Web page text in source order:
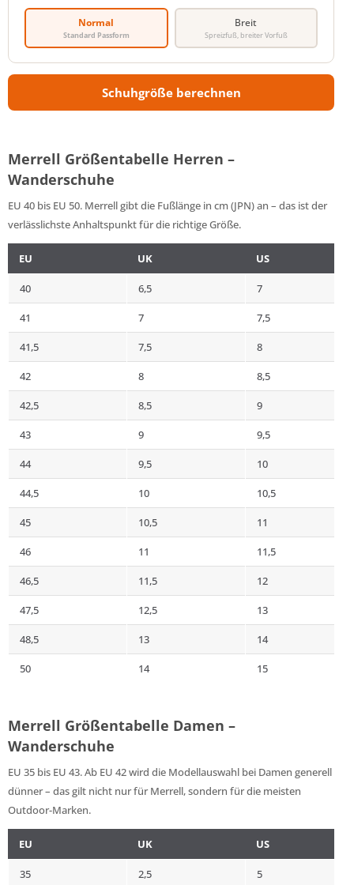
Normal
Standard Passform
Breit
Spreizfuß, breiter Vorfuß
Schuhgröße berechnen
Merrell Größentabelle Herren –
Wanderschuhe
EU 40 bis EU 50. Merrell gibt die Fußlänge in cm (JPN) an – das ist der
verlässlichste Anhaltspunkt für die richtige Größe.
EU UK US
40 6,5 7
41 7 7,5
41,5 7,5 8
42 8 8,5
42,5 8,5 9
43 9 9,5
44 9,5 10
44,5 10 10,5
45 10,5 11
46 11 11,5
46,5 11,5 12
47,5 12,5 13
48,5 13 14
50 14 15
Merrell Größentabelle Damen –
Wanderschuhe
EU 35 bis EU 43. Ab EU 42 wird die Modellauswahl bei Damen generell
dünner – das gilt nicht nur für Merrell, sondern für die meisten
Outdoor-Marken.
EU UK US
35 2,5 5